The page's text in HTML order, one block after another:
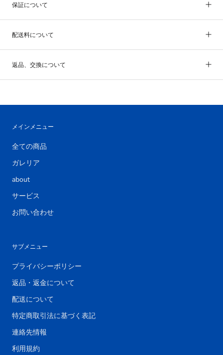
保証について
配送料について
返品、交換について
メインメニュー
全ての商品
ガレリア
about
サービス
お問い合わせ
サブメニュー
プライバシーポリシー
返品・返金について
配送について
特定商取引法に基づく表記
連絡先情報
利用規約